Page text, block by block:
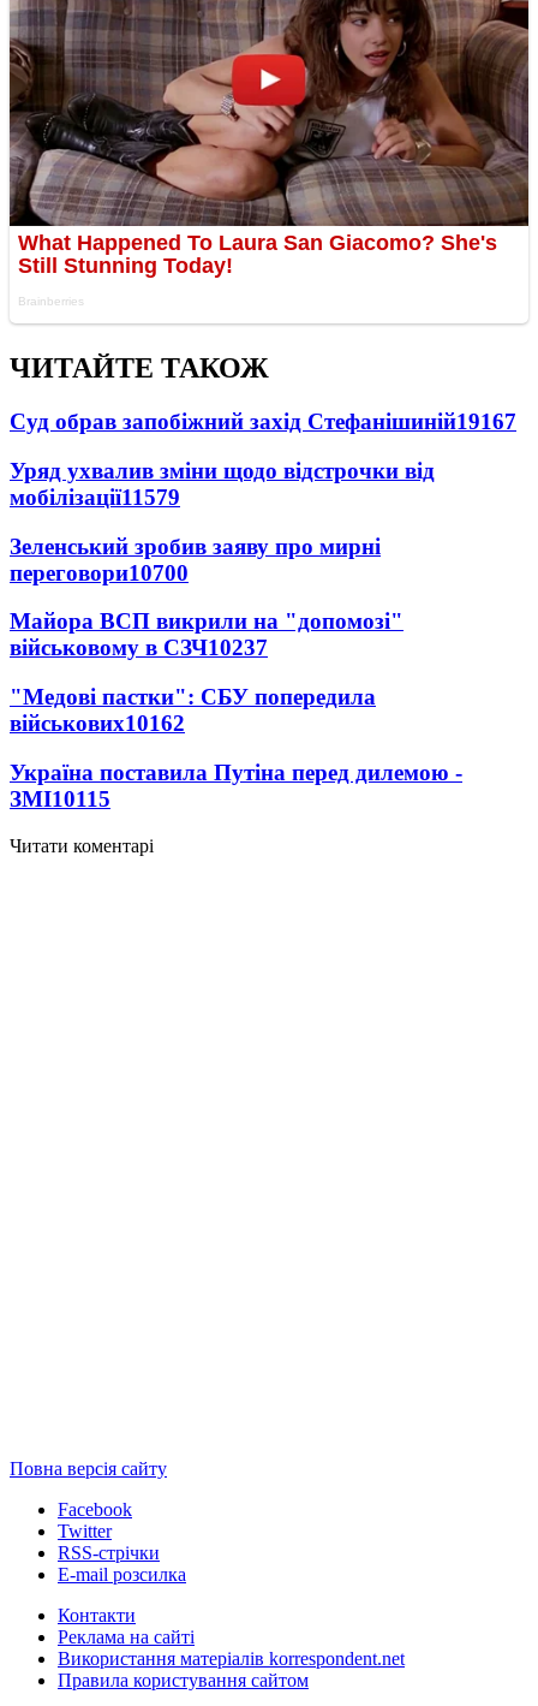
ЧИТАЙТЕ ТАКОЖ
Суд обрав запобіжний захід Стефанішиній19167
Уряд ухвалив зміни щодо відстрочки від
мобілізації11579
Зеленський зробив заяву про мирні
переговори10700
Майора ВСП викрили на "допомозі"
військовому в СЗЧ10237
"Медові пастки": СБУ попередила
військових10162
Україна поставила Путіна перед дилемою -
ЗМІ10115
Читати коментарі
Повна версія сайту
Facebook
Twitter
RSS-стрічки
E-mail розсилка
Контакти
Реклама на сайті
Використання матеріалів korrespondent.net
Правила користування сайтом